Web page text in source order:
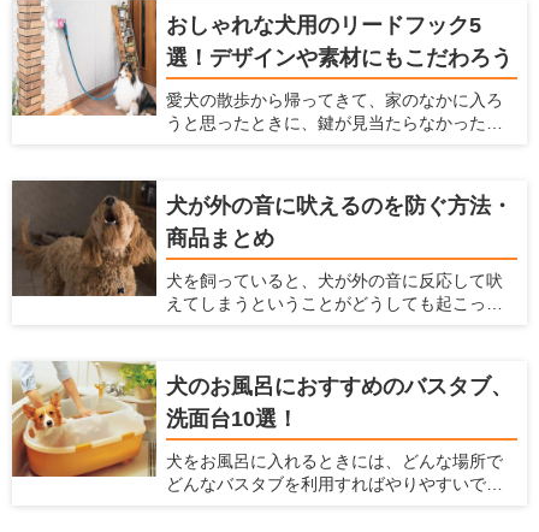
対して、サンルームのメリットやサンルーム
を設置するときに気をつけるポイント、おす
すめのメーカーなどを紹介いたします。
快適に過ごせるだけでなく、衛星面やお手入
れなど飼い主にとっても快適なものを選ぶの
がおすすめ。 ここでは、愛犬の犬小屋をどう
やって選んだらいいかわからない人、デザイ
ンや機能からおすすめの犬小屋を探している
人に、おすすめの犬小屋を紹介しようと思い
おしゃれな犬用のリードフック5
選！デザインや素材にもこだわろう
愛犬の散歩から帰ってきて、家のなかに入ろ
うと思ったときに、鍵が見当たらなかったと
ワンちゃんが走り回ってしまったということ
もあるのではないでしょうか？ 玄関の脇に
リードフックがあれば、リードフックにリー
ドをかけることで両手を空けられ、そんな事
態を避けられます。 ここでは、設置しておけ
ばとても便利なリードフックやおすすめリー
犬が外の音に吠えるのを防ぐ方法・
商品まとめ
犬を飼っていると、犬が外の音に反応して吠
えてしまうということがどうしても起こって
れません。 ですが、犬が外の音に反応して吠
えるのをなるべく抑える方法があります。こ
こでは、犬が外の音に反応して吠えてしまう
のを防ぐ方法、商品を紹介します。
犬のお風呂におすすめのバスタブ、
洗面台10選！
犬をお風呂に入れるときには、どんな場所で
どんなバスタブを利用すればやりやすいで